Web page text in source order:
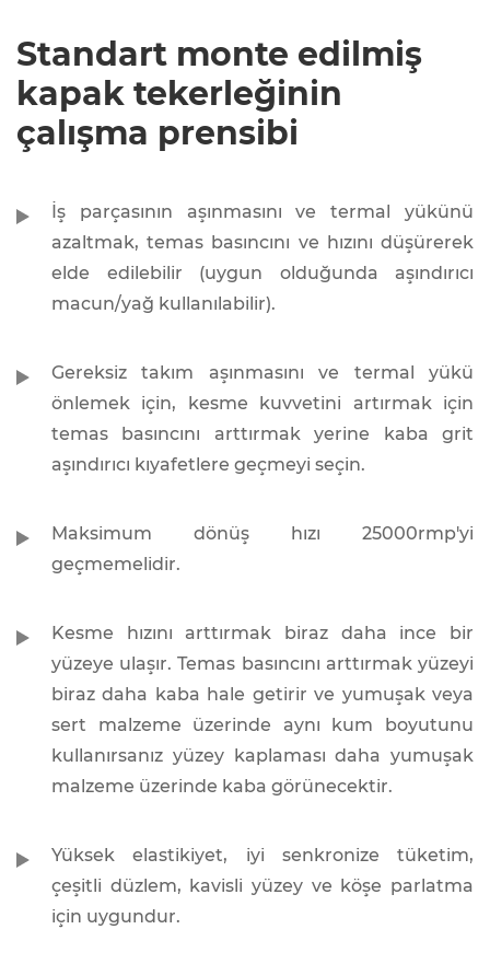
Standart monte edilmiş
kapak tekerleğinin
çalışma prensibi
İş parçasının aşınmasını ve termal yükünü
azaltmak, temas basıncını ve hızını düşürerek
elde edilebilir (uygun olduğunda aşındırıcı
macun/yağ kullanılabilir).
Gereksiz takım aşınmasını ve termal yükü
önlemek için, kesme kuvvetini artırmak için
temas basıncını arttırmak yerine kaba grit
aşındırıcı kıyafetlere geçmeyi seçin.
Maksimum dönüş hızı 25000rmp'yi
geçmemelidir.
Kesme hızını arttırmak biraz daha ince bir
yüzeye ulaşır. Temas basıncını arttırmak yüzeyi
biraz daha kaba hale getirir ve yumuşak veya
sert malzeme üzerinde aynı kum boyutunu
kullanırsanız yüzey kaplaması daha yumuşak
malzeme üzerinde kaba görünecektir.
Yüksek elastikiyet, iyi senkronize tüketim,
çeşitli düzlem, kavisli yüzey ve köşe parlatma
için uygundur.